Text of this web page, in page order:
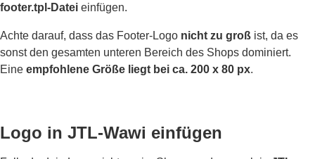
footer.tpl-Datei einfügen.
Achte darauf, dass das Footer-Logo nicht zu groß ist, da es
sonst den gesamten unteren Bereich des Shops dominiert.
Eine empfohlene Größe liegt bei ca. 200 x 80 px.
Logo in JTL-Wawi einfügen